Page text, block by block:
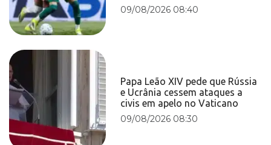
09/08/2026 08:40
Papa Leão XIV pede que Rússia
e Ucrânia cessem ataques a
civis em apelo no Vaticano
09/08/2026 08:30